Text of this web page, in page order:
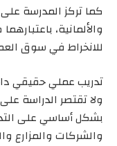
كما تركز المدرسة على
والألمانية،
للانخراط في سوق
تدريب عملي حقيقي
ولا تقتصر الدراسة
بشكل أساسي على
والشركات والمزارع